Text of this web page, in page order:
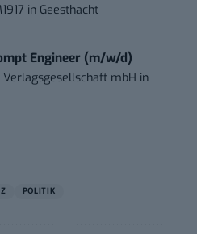
in Geesthacht
Engineer (m/w/d)
mbH in
POLITIK